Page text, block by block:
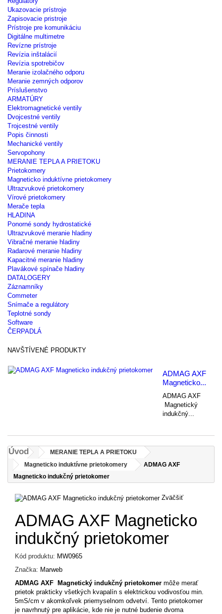
Ukazovacie prístroje
Zapisovacie pristroje
Prístroje pre komunikáciu
Digitálne multimetre
Revízne prístroje
Revízia inštalácií
Revízia spotrebičov
Meranie izolačného odporu
Meranie zemných odporov
Príslušenstvo
ARMATÚRY
Elektromagnetické ventily
Dvojcestné ventily
Trojcestné ventily
Popis činnosti
Mechanické ventily
Servopohony
MERANIE TEPLA A PRIETOKU
Prietokomery
Magneticko induktívne prietokomery
Ultrazvukové prietokomery
Vírové prietokomery
Merače tepla
HLADINA
Ponorné sondy hydrostatické
Ultrazvukové meranie hladiny
Vibračné meranie hladiny
Radarové meranie hladiny
Kapacitné meranie hladiny
Plavákové spínače hladiny
DATALOGERY
Záznamníky
Commeter
Snímače a regulátory
Teplotné sondy
Software
ČERPADLÁ
NAVŠTÍVENÉ PRODUKTY
ADMAG AXF
Magneticko...
ADMAG AXF
Magnetický
indukčný...
Úvod
MERANIE TEPLA A PRIETOKU
Magneticko induktívne prietokomery
ADMAG AXF
Magneticko indukčný prietokomer
Zväčšiť
ADMAG AXF Magneticko
indukčný prietokomer
Kód produktu: MW0965
Značka: Marweb
ADMAG AXF Magnetický indukčný prietokomer môže merať
prietok prakticky všetkých kvapalín s elektrickou vodivosťou min.
5mS/cm v akomkoľvek priemyselnom odvetví. Tento prietokomer
je navrhnutý pre aplikácie, kde nie je nutné budenie dvoma